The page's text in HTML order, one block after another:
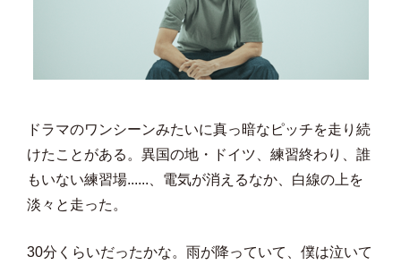
ドラマのワンシーンみたいに真っ暗なピッチを走り続
けたことがある。異国の地・ドイツ、練習終わり、誰
もいない練習場......、電気が消えるなか、白線の上を
淡々と走った。
30分くらいだったかな。雨が降っていて、僕は泣いて